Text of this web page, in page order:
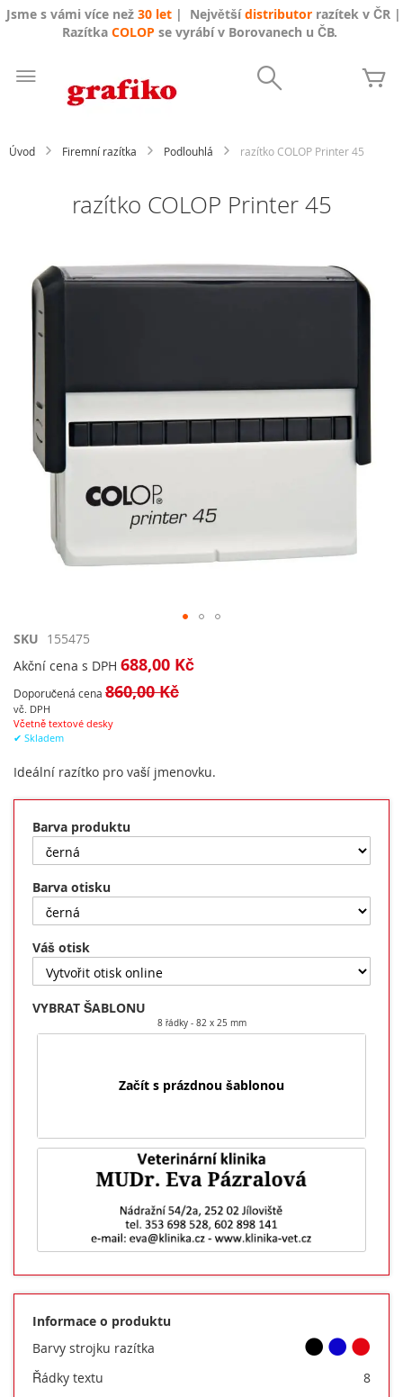
Jsme s vámi více než 30 let| Největšídistributorrazítek v ČR |
Razítka COLOP se vyrábí v Borovanech u ČB.
Úvod Firemní razítka Podlouhlá razítko COLOP Printer 45
razítko COLOP Printer 45
konec
galerie
obrázky
Přeskočit
začátek
galerie
s
obrázky
SKU 155475
Akční cena s DPH 688,00 Kč
Doporučená cena 860,00 Kč
vč. DPH
Včetně textové desky
✔ Skladem
Ideální razítko pro vaší jmenovku.
Barva produktu
Barva otisku
Váš otisk
VYBRAT ŠABLONU
8 řádky 82 x 25 mm
Začít s prázdnou šablonou
Informace o produktu
Barvy strojku razítka
Řádky textu
8